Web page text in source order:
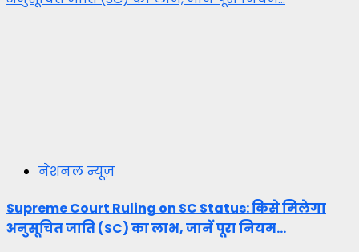
नेशनल न्यूज़
Supreme Court Ruling on SC Status: किसे मिलेगा
अनुसूचित जाति (SC) का लाभ, जानें पूरा नियम…